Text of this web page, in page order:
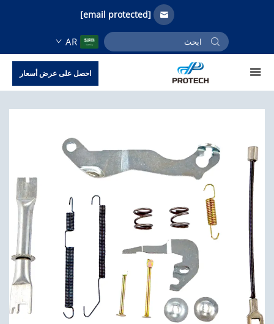
[email protected]
AR
احصل على عرض أسعار